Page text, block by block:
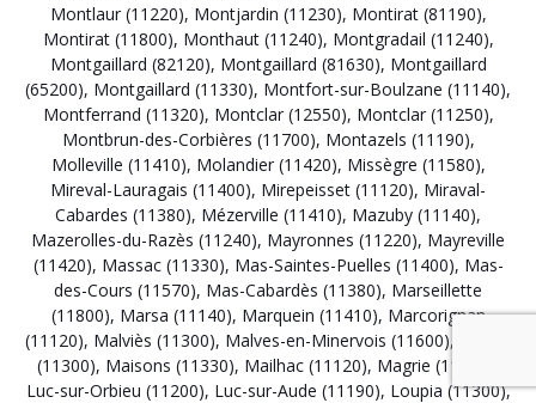
Montlaur (11220), Montjardin (11230), Montirat (81190),
Montirat (11800), Monthaut (11240), Montgradail (11240),
Montgaillard (82120), Montgaillard (81630), Montgaillard
(65200), Montgaillard (11330), Montfort-sur-Boulzane (11140),
Montferrand (11320), Montclar (12550), Montclar (11250),
Montbrun-des-Corbières (11700), Montazels (11190),
Molleville (11410), Molandier (11420), Missègre (11580),
Mireval-Lauragais (11400), Mirepeisset (11120), Miraval-
Cabardes (11380), Mézerville (11410), Mazuby (11140),
Mazerolles-du-Razès (11240), Mayronnes (11220), Mayreville
(11420), Massac (11330), Mas-Saintes-Puelles (11400), Mas-
des-Cours (11570), Mas-Cabardès (11380), Marseillette
(11800), Marsa (11140), Marquein (11410), Marcorignan
(11120), Malviès (11300), Malves-en-Minervois (11600),
(11300), Maisons (11330), Mailhac (11120), Magrie (11300)
Luc-sur-Orbieu (11200), Luc-sur-Aude (11190), Loupia (11300),